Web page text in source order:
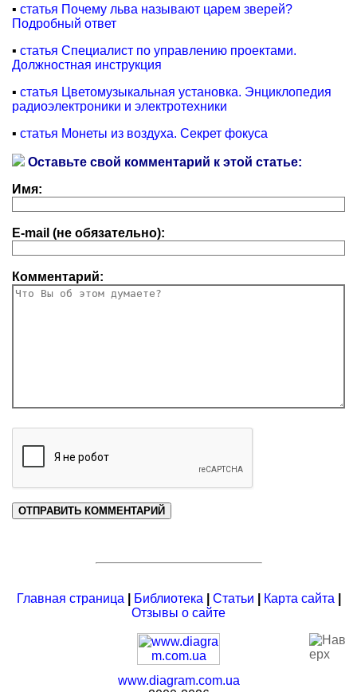
▪ статья Почему льва называют царем зверей?
Подробный ответ
▪ статья Специалист по управлению проектами.
Должностная инструкция
▪ статья Цветомузыкальная установка. Энциклопедия
радиоэлектроники и электротехники
▪ статья Монеты из воздуха. Секрет фокуса
Оставьте свой комментарий к этой статье:
Имя:
E-mail (не обязательно):
Комментарий:
Главная страница Библиотека Статьи Карта сайта
Отзывы о сайте
www.diagram.com.ua